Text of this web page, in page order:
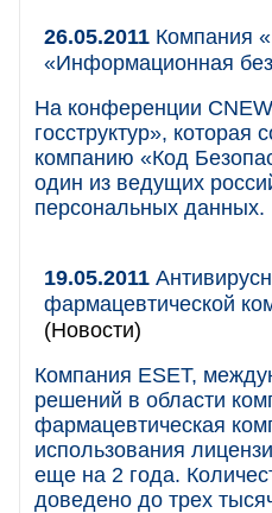
26.05.2011 Компания
«Информационная
На конференции
госструктур»,
компанию «Код
один из ведущих
персональных данных.
19.05.2011
фармацевтической
(Новости)
Компания ESET,
решений в области
фармацевтическая
использования
еще на 2 года.
доведено до трех